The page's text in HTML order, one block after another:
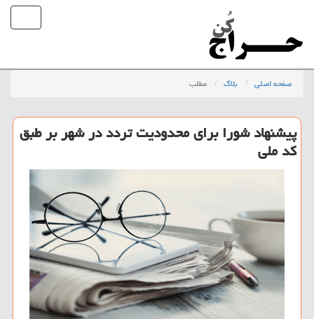
صفحه اصلی بلاگ مطلب
پیشنهاد شورا برای محدودیت تردد در شهر بر طبق
كد ملی